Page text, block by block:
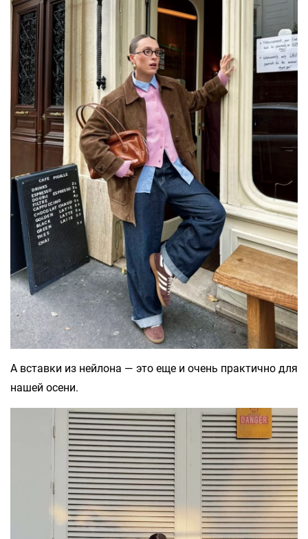
А вставки из нейлона — это еще и очень практично для
нашей осени.